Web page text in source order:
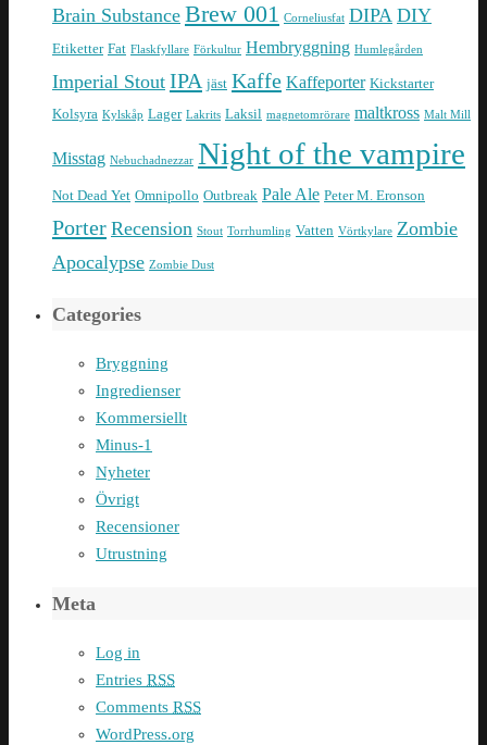
Brain Substance Brew 001 Corneliusfat DIPA DIY
Etiketter Fat Flaskfyllare Förkultur Hembryggning Humlegården
Imperial Stout IPA jäst Kaffe Kaffeporter Kickstarter
Kolsyra Kylskåp Lager Lakrits Laksil magnetomrörare maltkross Malt Mill
Misstag Nebuchadnezzar Night of the vampire
Not Dead Yet Omnipollo Outbreak Pale Ale Peter M. Eronson
Porter Recension Stout Torrhumling Vatten Vörtkylare Zombie
Apocalypse Zombie Dust
Categories
Bryggning
Ingredienser
Kommersiellt
Minus-1
Nyheter
Övrigt
Recensioner
Utrustning
Meta
Log in
Entries RSS
Comments RSS
WordPress.org